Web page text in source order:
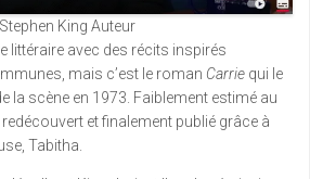
Stephen King Auteur
littéraire avec des récits inspirés
mais c’est le roman Carrie qui le
la scène en 1973. Faiblement estimé au
et finalement publié grâce à
Tabitha.